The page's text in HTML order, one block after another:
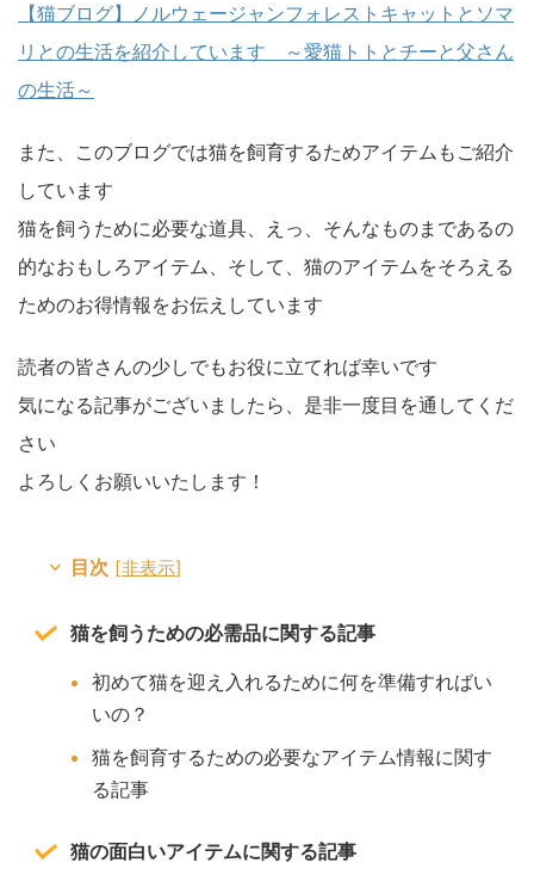
【猫ブログ】ノルウェージャンフォレストキャットとソマ
リとの生活を紹介しています ～愛猫トトとチーと父さん
の生活～
また、このブログでは猫を飼育するためアイテムもご紹介
しています
猫を飼うために必要な道具、えっ、そんなものまであるの
的なおもしろアイテム、そして、猫のアイテムをそろえる
ためのお得情報をお伝えしています
読者の皆さんの少しでもお役に立てれば幸いです
気になる記事がございましたら、是非一度目を通してくだ
さい
よろしくお願いいたします！
目次 [非表示]
猫を飼うための必需品に関する記事
初めて猫を迎え入れるために何を準備すればい
いの？
猫を飼育するための必要なアイテム情報に関す
る記事
猫の面白いアイテムに関する記事